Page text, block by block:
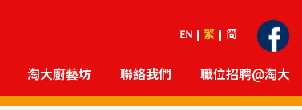
EN 繁 简
淘大廚藝坊 聯絡我們 職位招聘@淘大